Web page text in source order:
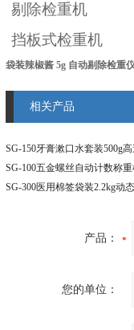
剔除检重机
挡板式检重机
袋装辣椒酱 5g 自动剔除检重
相关产品
SG-100五金螺丝自动计数称
产品：
您的单位：